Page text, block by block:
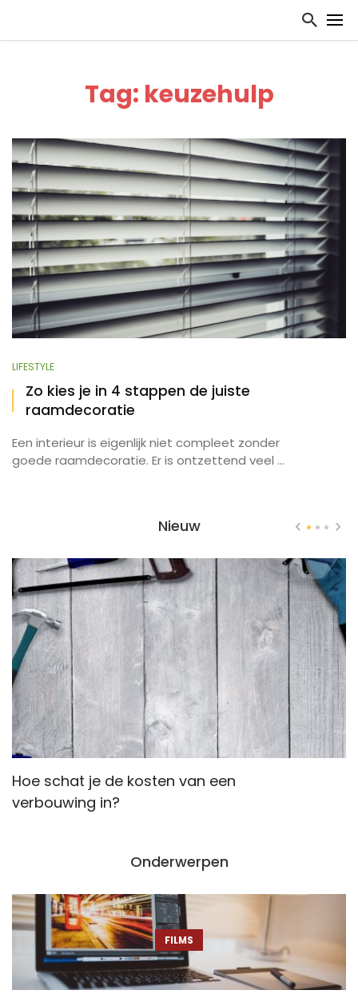
Tag: keuzehulp
LIFESTYLE
Zo kies je in 4 stappen de juiste
raamdecoratie
Een interieur is eigenlijk niet compleet zonder
goede raamdecoratie. Er is ontzettend veel ...
Nieuw
Hoe schat je de kosten van een
verbouwing in?
Onderwerpen
FILMS